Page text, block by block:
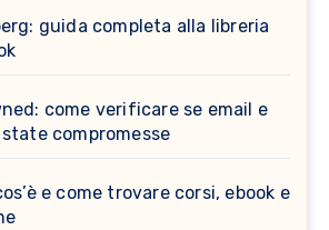
guida completa alla libreria
come verificare se email e
compromesse
e come trovare corsi, ebook e